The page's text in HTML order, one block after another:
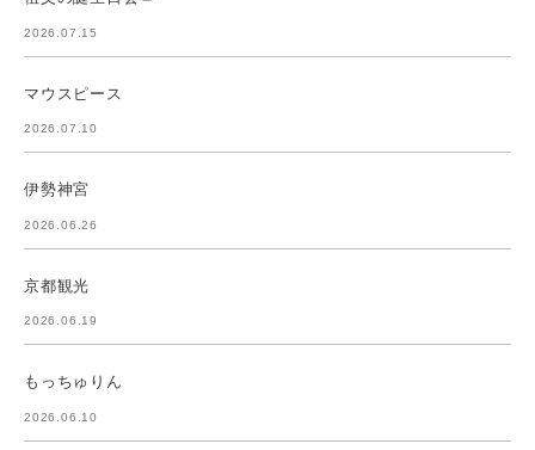
2026.07.15
マウスピース
2026.07.10
伊勢神宮
2026.06.26
京都観光
2026.06.19
もっちゅりん
2026.06.10